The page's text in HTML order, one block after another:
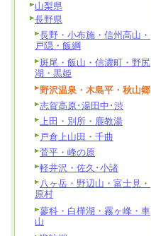
山梨県
長野県
長野・小布施・信州高山・
戸隠・飯綱
斑尾・飯山・信濃町・野尻
湖・黒姫
野沢温泉・木島平・秋山郷
志賀高原･湯田中･渋
上田・別所・鹿教湯
戸倉上山田・千曲
菅平・峰の原
軽井沢・佐久･小諸
八ヶ岳・野辺山・富士見・
原村
蓼科・白樺湖・霧ヶ峰・車
山